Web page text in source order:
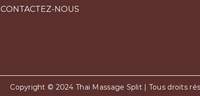
CONTACTEZ-NOUS
Copyright © 2024 Thai Massage Split | Tous droits